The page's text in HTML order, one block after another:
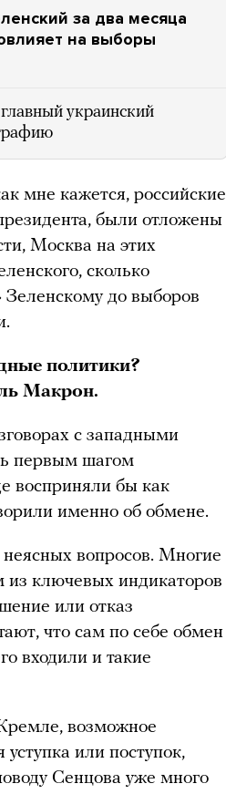
за два месяца
на выборы
украинский
мне кажется, российские
были отложены
Москва на этих
сколько
до выборов
политики?
Макрон.
с западными
первым шагом
восприняли бы как
именно об обмене.
вопросов. Многие
из ключевых индикаторов
или отказ
что сам по себе обмен
входили и такие
возможное
или поступок,
Сенцова уже много